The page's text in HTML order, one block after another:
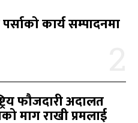
सुन्नुहोस
खबर टिभी
सुन्नुहोस
खबर टिभी
कार्य सम्पादनमा
फौजदारी अदालत
माग राखी प्रमलाई